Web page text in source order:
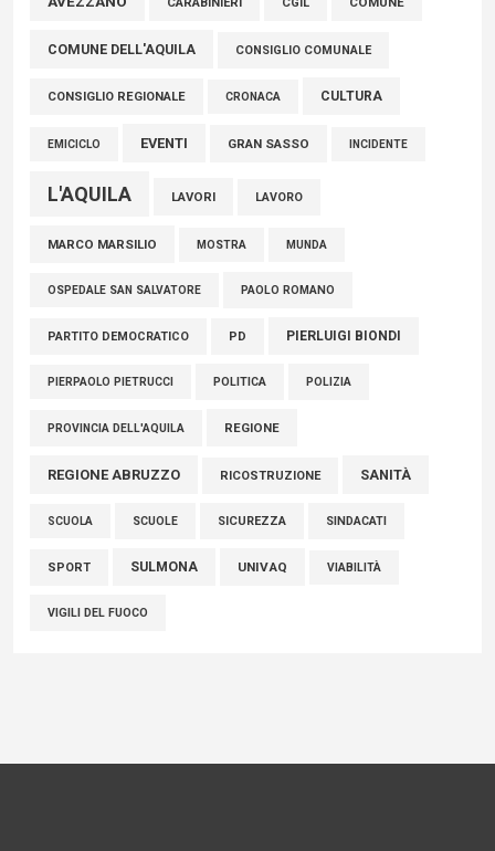
connazionali tra cui molti abruzzesi"
06 Agosto 2026
COMUNE DELL'AQUILA CONSIGLIO COMUNALE
CONSIGLIO REGIONALE CRONACA CULTURA
EMICICLO EVENTI GRAN SASSO INCIDENTE
L'AQUILA LAVORI LAVORO
MARCO MARSILIO MOSTRA MUNDA
OSPEDALE SAN SALVATORE PAOLO ROMANO
PARTITO DEMOCRATICO PD PIERLUIGI BIONDI
PIERPAOLO PIETRUCCI POLITICA POLIZIA
PROVINCIA DELL'AQUILA REGIONE
REGIONE ABRUZZO RICOSTRUZIONE SANITÀ
SCUOLA SCUOLE SICUREZZA SINDACATI
SPORT SULMONA UNIVAQ VIABILITÀ
VIGILI DEL FUOCO